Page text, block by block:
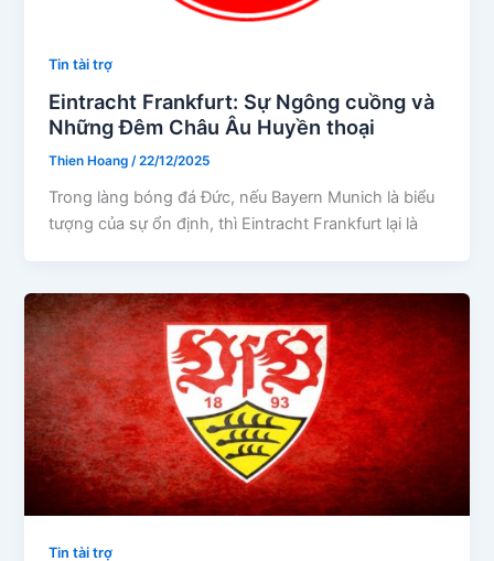
Tin tài trợ
Eintracht Frankfurt: Sự Ngông cuồng và
Những Đêm Châu Âu Huyền thoại
Thien Hoang/22/12/2025
Trong làng bóng đá Đức, nếu Bayern Munich là biểu
tượng của sự ổn định, thì Eintracht Frankfurt lại là
Tin tài trợ